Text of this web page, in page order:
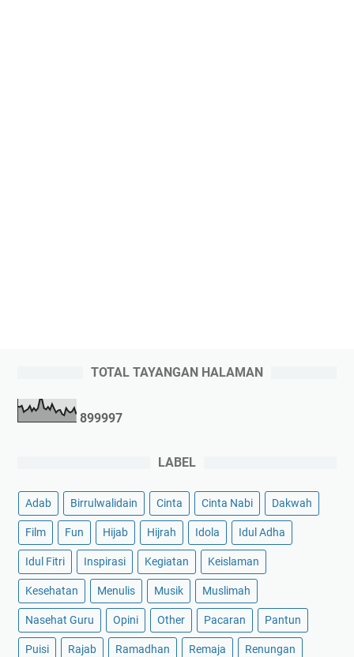
TOTAL TAYANGAN HALAMAN
899997
LABEL
Adab Birrulwalidain Cinta Cinta Nabi Dakwah
Film Fun Hijab Hijrah Idola Idul Adha
Idul Fitri Inspirasi Kegiatan Keislaman
Kesehatan Menulis Musik Muslimah
Nasehat Guru Opini Other Pacaran Pantun
Puisi Rajab Ramadhan Remaja Renungan